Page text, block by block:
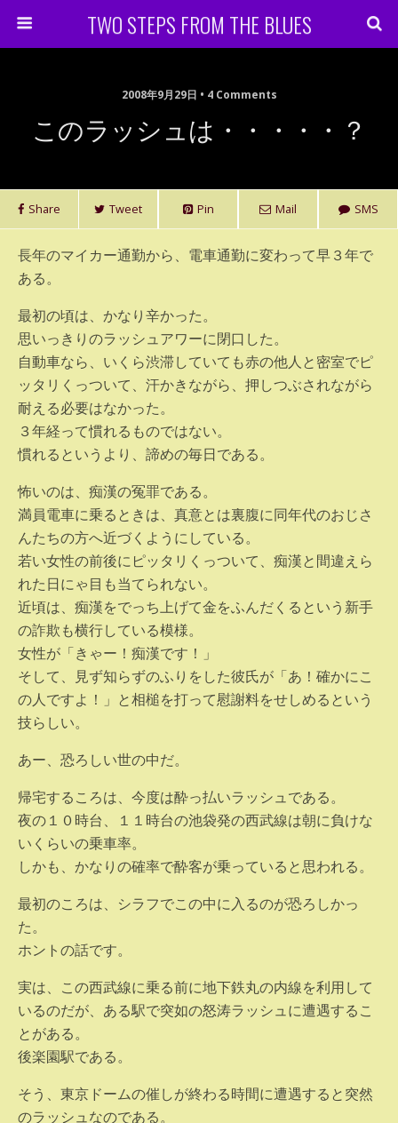
TWO STEPS FROM THE BLUES
2008年9月29日 • 4 Comments
このラッシュは・・・・・？
Share Tweet Pin Mail SMS
長年のマイカー通勤から、電車通勤に変わって早３年で
ある。
最初の頃は、かなり辛かった。
思いっきりのラッシュアワーに閉口した。
自動車なら、いくら渋滞していても赤の他人と密室でピ
ッタリくっついて、汗かきながら、押しつぶされながら
耐える必要はなかった。
３年経って慣れるものではない。
慣れるというより、諦めの毎日である。
怖いのは、痴漢の冤罪である。
満員電車に乗るときは、真意とは裏腹に同年代のおじさ
んたちの方へ近づくようにしている。
若い女性の前後にピッタリくっついて、痴漢と間違えら
れた日にゃ目も当てられない。
近頃は、痴漢をでっち上げて金をふんだくるという新手
の詐欺も横行している模様。
女性が「きゃー！痴漢です！」
そして、見ず知らずのふりをした彼氏が「あ！確かにこ
の人ですよ！」と相槌を打って慰謝料をせしめるという
技らしい。
あー、恐ろしい世の中だ。
帰宅するころは、今度は酔っ払いラッシュである。
夜の１０時台、１１時台の池袋発の西武線は朝に負けな
いくらいの乗車率。
しかも、かなりの確率で酔客が乗っていると思われる。
最初のころは、シラフでこの中に入るのが恐ろしかっ
た。
ホントの話です。
実は、この西武線に乗る前に地下鉄丸の内線を利用して
いるのだが、ある駅で突如の怒涛ラッシュに遭遇するこ
とがある。
後楽園駅である。
そう、東京ドームの催しが終わる時間に遭遇すると突然
のラッシュなのである。